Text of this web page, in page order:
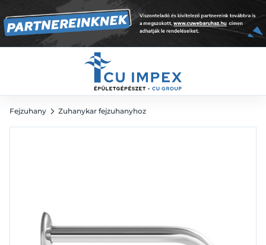
Fejzuhany Zuhanykar fejzuhanyhoz
11 645 Ft